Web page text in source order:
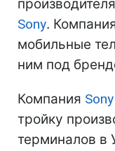
Sony.
мобильные
ним под
Компания Sony
тройку
терминалов в